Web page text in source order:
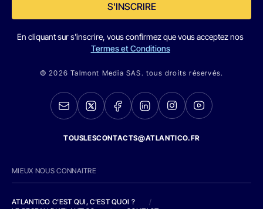
S'INSCRIRE
En cliquant sur s'inscrire, vous confirmez que vous acceptez nos
Termes et Conditions
© 2026 Talmont Media SAS. tous droits réservés.
TOUSLESCONTACTS@ATLANTICO.FR
MIEUX NOUS CONNAITRE
ATLANTICO C'EST QUI, C'EST QUOI ?
/